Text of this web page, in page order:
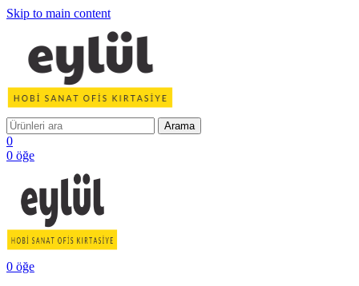
Skip to main content
Arama
0
0 öğe
0 öğe